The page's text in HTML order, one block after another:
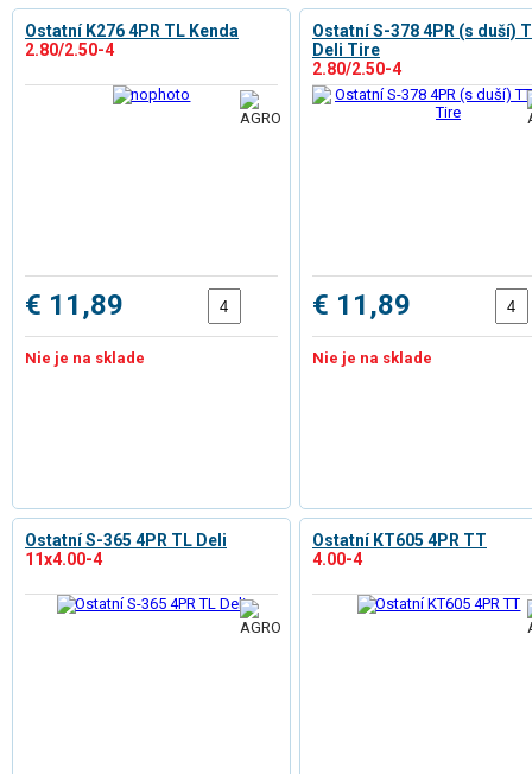
Ostatní K276 4PR TL Kenda
2.80/2.50-4
€ 11,89
Nie je na sklade
Ostatní S-378 4PR (s duší)
Deli Tire
2.80/2.50-4
€ 11,89
Nie je na sklade
Ostatní S-365 4PR TL Deli
11x4.00-4
Ostatní KT605 4PR TT
4.00-4